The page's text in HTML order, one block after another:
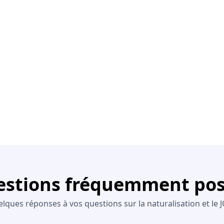
fréquemment
réponses à vos questions sur la naturalisation et le